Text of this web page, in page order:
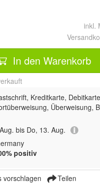
inkl.
In den Warenkorb
Kreditkarte,
Überweisung,
bis Do, 13. Aug.
positiv
vorschlagen Teilen